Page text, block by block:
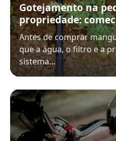
Gotejamento na
propriedade:
Antes de comprar
que a água, o filtro e a
sistema…